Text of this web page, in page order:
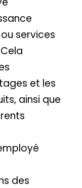
services
et les
ainsi que
des